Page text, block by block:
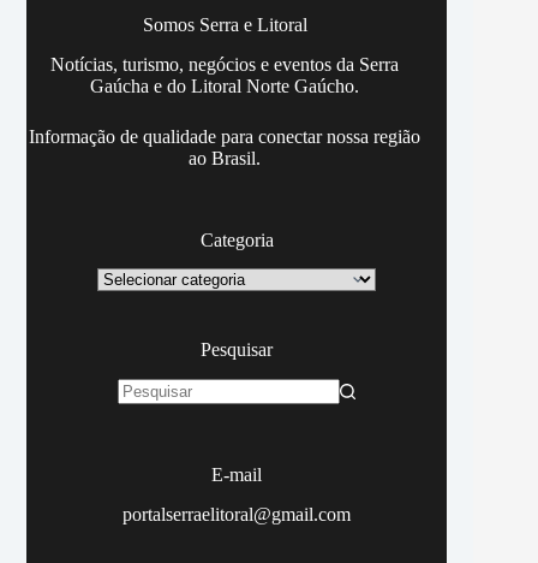
Somos Serra e Litoral
Notícias, turismo, negócios e eventos da Serra
Gaúcha e do Litoral Norte Gaúcho.
Informação de qualidade para conectar nossa região
ao Brasil.
Categoria
Categoria
Pesquisar
E-mail
portalserraelitoral@gmail.com